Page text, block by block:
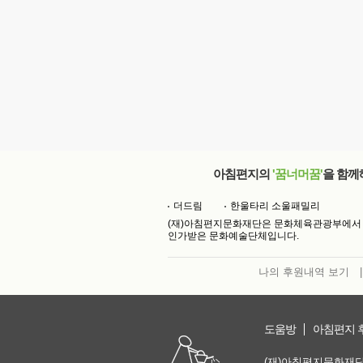
아침편지의 '꿈너머꿈'을 함께
더드림
한울타리 소울패밀리
(재)아침편지문화재단은 문화체육관광부에서
인가받은 문화예술단체입니다.
나의 후원내역 보기
도움방 아침편지